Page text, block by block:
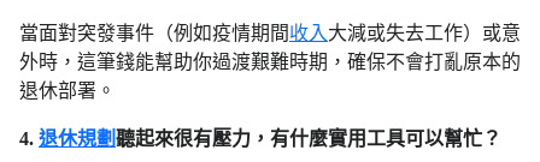
當面對突發事件（例如疫情期間收入 大減或失去工作）或意
外時，這筆錢能幫助你過渡艱難時期，確保不會打亂原本的
退休部署。
4. 退休規劃聽起來很有壓力，有什麼實用工具可以幫忙？